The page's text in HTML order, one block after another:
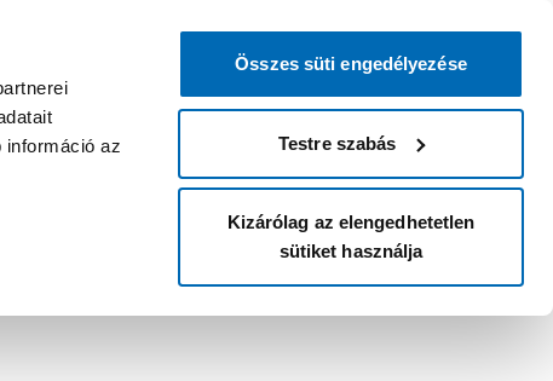
információ az
Összes süti engedélyezése
Testre szabás
Kizárólag az elengedhetetlen
sütiket használja